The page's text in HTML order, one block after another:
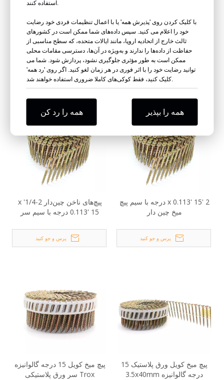
3 در X .131 اینچ پیچ میخ کویل
تورکس سر درایو 15 درجه
پرس و جو کنید
پیچ سیم پیچ سیم پیچ 3.05 میلی
متری 65 میلی متری 15 درجه
پرس و جو کنید
2 'x 0.113' 15 درجه با سیم پیچ
میخ چین دار
پرس و جو کنید
پیچ‌های ناخن چین‌دار 2-1/4' x
0.113' 15 درجه با سیم سر
پرس و جو کنید
پیچ میخ کویل ورق پلاستیک 15
درجه گالوانیزه 3.5x40mm
پیچ میخ کویل 15 درجه گالوانیزه
Trox سر ورق پلاستیکی
استفاده کنند.
با کلیک کردن روی 'پذیرش همه' یا با اعمال تنظیمات فردی خود رضایت
خود را اعلام می کنید. سپس داده‌های شما ممکن است در کشورهای
ثالث خارج از اتحادیه اروپا، مانند ایالات متحده، که سطح مناسبی از
حفاظت از داده‌ها را ندارند و به‌ویژه در آن‌ها، دسترسی مقامات محلی
ممکن است به طور مؤثری جلوگیری نشود، پردازش شود. شما می
توانید رضایت خود را با اثر فوری در هر زمان لغو کنید. اگر روی 'رد همه'
کلیک کنید، فقط کوکی‌های کاملا ضروری استفاده خواهند شد.
همه را رد کن همه را بپذیر